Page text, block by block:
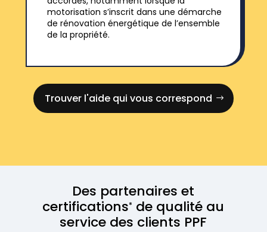
motorisation s’inscrit dans une démarche
de rénovation énergétique de l’ensemble
de la propriété.
Trouver l'aide qui vous correspond
Des partenaires et
certifications* de qualité au
service des clients PPF